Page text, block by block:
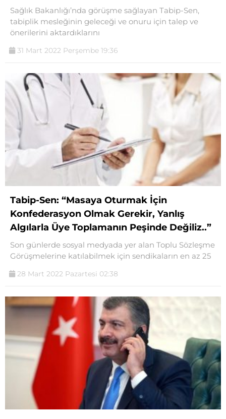
Sağlık Bakanlığı’nda görüşme sağlayan Tabip-Sen,
tabiplik mesleğinin geleceği ve onuru için talep ve
önerilerini aktardıklarını
31 Mart 2022 Perşembe 19:36
Tabip-Sen: “Masaya Oturmak İçin
Konfederasyon Olmak Gerekir, Yanlış
Algılarla Üye Toplamanın Peşinde Değiliz..”
Son günlerde sosyal medyada yer alan Toplu Sözleşme
Görüşmelerine katılabilmek için sendikaların en az 25
28 Mart 2022 Pazartesi 02:38